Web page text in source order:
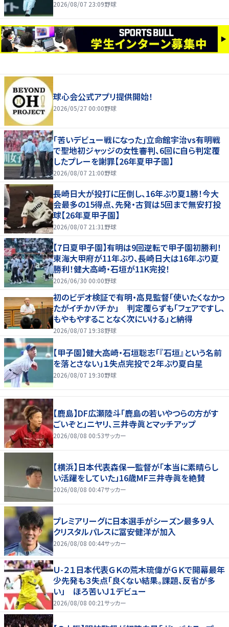
2026/08/07 23:09野球
球心会公式アプリ提供開始！
2026/05/27 00:00野球
｢苦いデビュー戦になった｣立命館宇治vs有明戦
で聖地初ジャッジの女性審判、6回に自ら判定覆
したプレーを謝罪【26年夏甲子園】
2026/08/07 21:00野球
長崎日大が投打に圧倒し、16年ぶり夏1勝！今大
会最多の15得点、先発・古賀は5回まで無安打投
球【26年夏甲子園】
2026/08/07 21:31 野球
【7日夏甲子園】有明は9回逆転で甲子園初勝利！
東海大甲府が11年ぶり、長崎日大は16年ぶり夏
勝利！健大高崎・石垣が11K完投！
2026/06/30 00:00野球
初のビデオ検証で有明・高見監督「使いたくなかっ
たがイチかバチか」 判定覆らずも「フェアですし、
もやもやすることなく次にいける」と納得
2026/08/07 19:38野球
【甲子園】健大高崎・石垣聡志「『石垣』という名前
を落とさない」１失点完投で２年ぶり夏白星
2026/08/07 19:30野球
【鹿島】DF広瀬陸斗「鹿島の若いやつらの方がす
ごいぞと」ニヤリ、三井寺眞とマッチアップ
2026/08/08 00:53サッカー
【横浜】日本代表森保一監督が「本当に素晴らし
い活躍をしていた」16歳MF三井寺眞を絶賛
2026/08/08 00:47サッカー
プレミアリーグに日本選手がシーズン最多９人
クリスタルパレスに冨安健洋が加入
2026/08/08 00:44サッカー
Ｕ-２１日本代表ＧＫの荒木琉偉がＧＫで開幕最年
少先発も３失点「良くない結果。課題、反省が多
い」 ほろ苦いＪ１デビュー
2026/08/08 00:21サッカー